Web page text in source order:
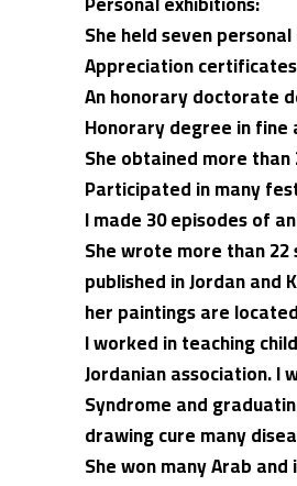
She held seven
Appreciation
An honorary doctorate
Honorary degree in
She obtained more
Participated in many
I made 30 episodes of
She wrote more than
published in Jordan and
her paintings are
I worked in teaching
Jordanian association. I
Syndrome and
drawing cure many
She won many Arab